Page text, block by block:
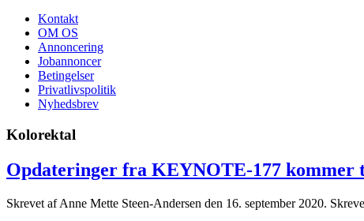
Kontakt
OM OS
Annoncering
Jobannoncer
Betingelser
Privatlivspolitik
Nyhedsbrev
Kolorektal
Opdateringer fra KEYNOTE-177
Skrevet af Anne Mette Steen-Andersen den 16. september 2020.